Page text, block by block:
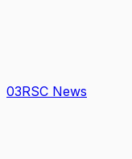
03RSC News